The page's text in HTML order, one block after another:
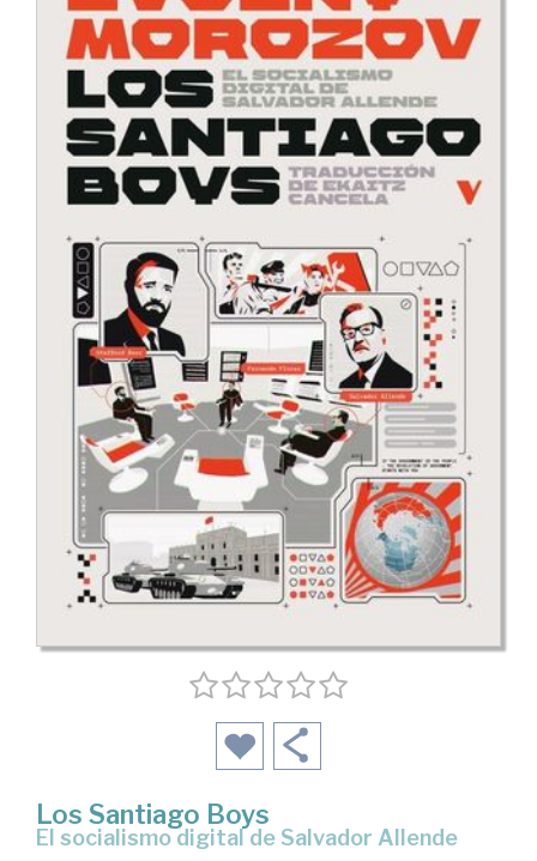
Los Santiago Boys
El socialismo digital de Salvador Allende